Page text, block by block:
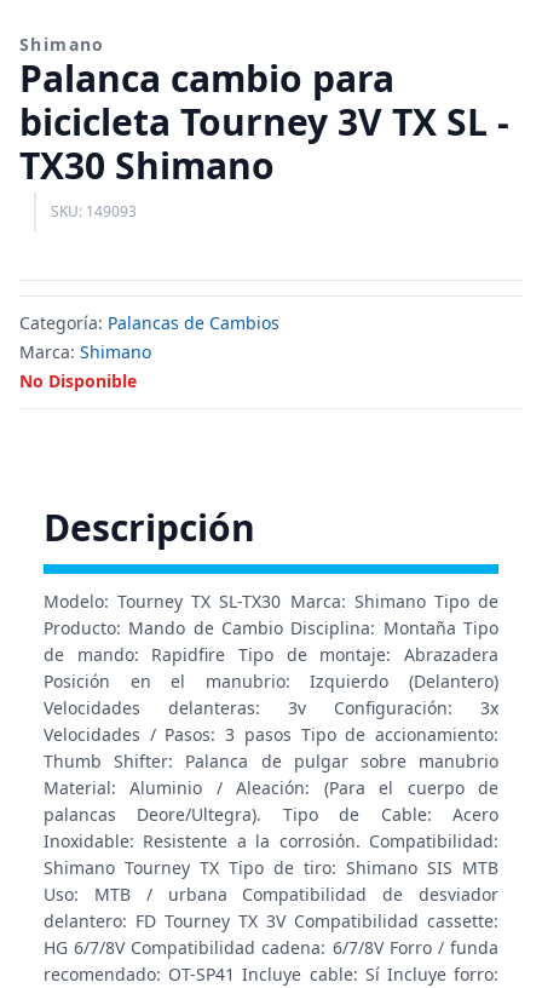
Shimano
Palanca cambio para
bicicleta Tourney 3V TX SL -
TX30 Shimano
SKU: 149093
Categoría: Palancas de Cambios
Marca: Shimano
No Disponible
Descripción
Modelo: Tourney TX SL-TX30 Marca: Shimano Tipo de
Producto: Mando de Cambio Disciplina: Montaña Tipo
de mando: Rapidfire Tipo de montaje: Abrazadera
Posición en el manubrio: Izquierdo (Delantero)
Velocidades delanteras: 3v Configuración: 3x
Velocidades / Pasos: 3 pasos Tipo de accionamiento:
Thumb Shifter: Palanca de pulgar sobre manubrio
Material: Aluminio / Aleación: (Para el cuerpo de
palancas Deore/Ultegra). Tipo de Cable: Acero
Inoxidable: Resistente a la corrosión. Compatibilidad:
Shimano Tourney TX Tipo de tiro: Shimano SIS MTB
Uso: MTB / urbana Compatibilidad de desviador
delantero: FD Tourney TX 3V Compatibilidad cassette:
HG 6/7/8V Compatibilidad cadena: 6/7/8V Forro / funda
recomendado: OT-SP41 Incluye cable: Sí Incluye forro: